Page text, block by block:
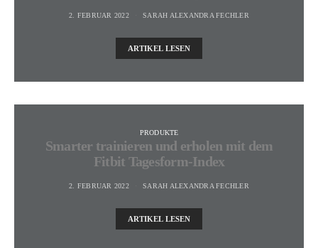
2. FEBRUAR 2022 SARAH ALEXANDRA FECHLER
ARTIKEL LESEN
PRODUKTE
Smarter trainieren und erholen mit dem
Fitbit Tagesform-Index
2. FEBRUAR 2022 SARAH ALEXANDRA FECHLER
ARTIKEL LESEN